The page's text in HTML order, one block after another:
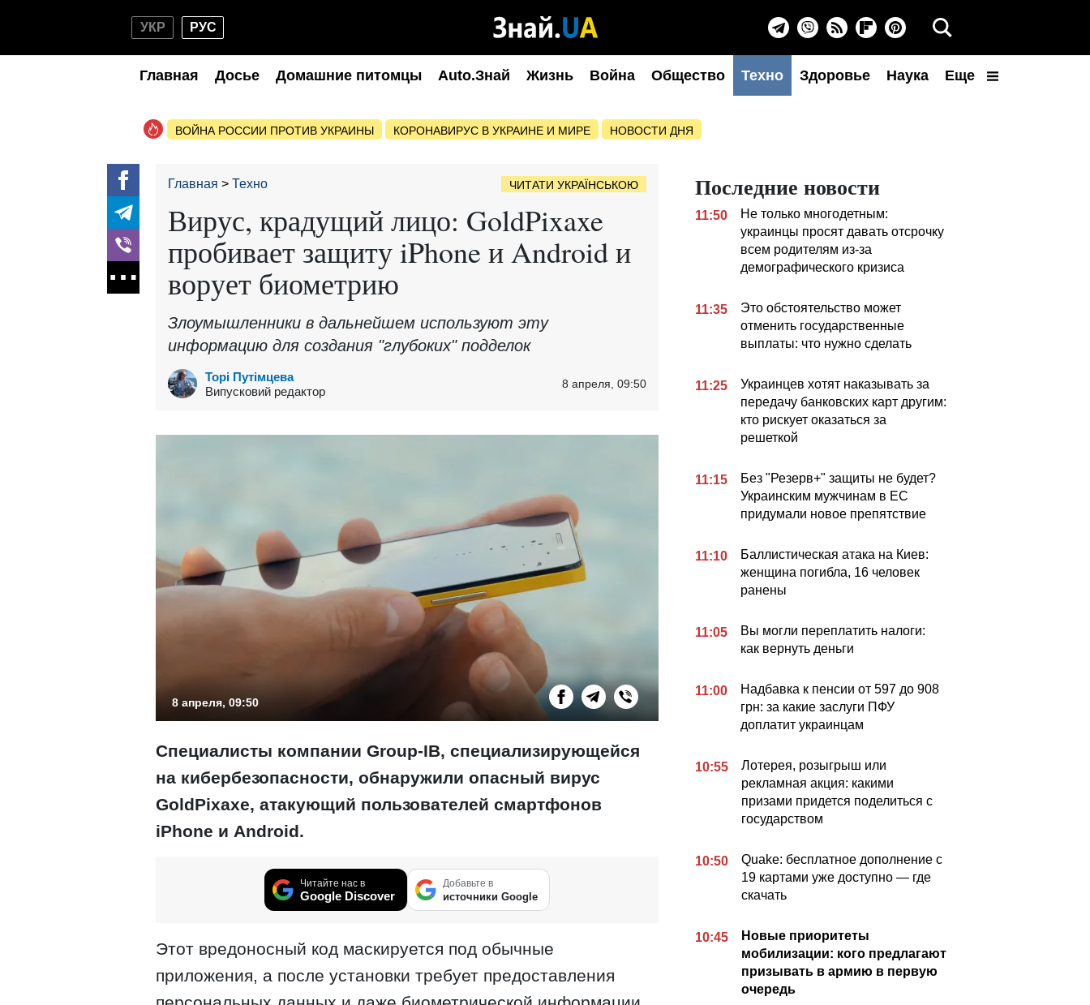
УКР РУС
Главная Досье Домашние питомцы Auto.Знай Жизнь Война Общество Техно Здоровье Наука Еще
ВОЙНА РОССИИ ПРОТИВ УКРАИНЫ КОРОНАВИРУС В УКРАИНЕ И МИРЕ НОВОСТИ ДНЯ
Главная Техно ЧИТАТИ УКРАЇНСЬКОЮ
Вирус, крадущий лицо: GoldPixaxe
пробивает защиту iPhone и Android и
ворует биометрию
Злоумышленники в дальнейшем используют эту
информацию для создания "глубоких" подделок
Торі Путімцева
Випусковий редактор
8 апреля, 09:50
8 апреля, 09:50
Специалисты компании Group-IB, специализирующейся
на кибербезопасности, обнаружили опасный вирус
GoldPixaxe, атакующий пользователей смартфонов
iPhone и Android.
Читайте нас в
Google Discover
Добавьте в
источники Google
Этот вредоносный код маскируется под обычные
приложения, а после установки требует предоставления
Последние новости
11:50
Не только многодетным:
украинцы просят давать отсрочку
всем родителям из-за
демографического кризиса
11:35
Это обстоятельство может
отменить государственные
выплаты: что нужно сделать
11:25
Украинцев хотят наказывать за
передачу банковских карт другим:
кто рискует оказаться за
решеткой
11:15
Без "Резерв+" защиты не будет?
Украинским мужчинам в ЕС
придумали новое препятствие
11:10
Баллистическая атака на Киев:
женщина погибла, 16 человек
ранены
11:05
Вы могли переплатить налоги:
как вернуть деньги
11:00
Надбавка к пенсии от 597 до 908
грн: за какие заслуги ПФУ
доплатит украинцам
10:55
Лотерея, розыгрыш или
рекламная акция: какими
призами придется поделиться с
государством
10:50
Quake: бесплатное дополнение с
19 картами уже доступно — где
скачать
10:45
Новые приоритеты
мобилизации: кого предлагают
призывать в армию в первую
очередь